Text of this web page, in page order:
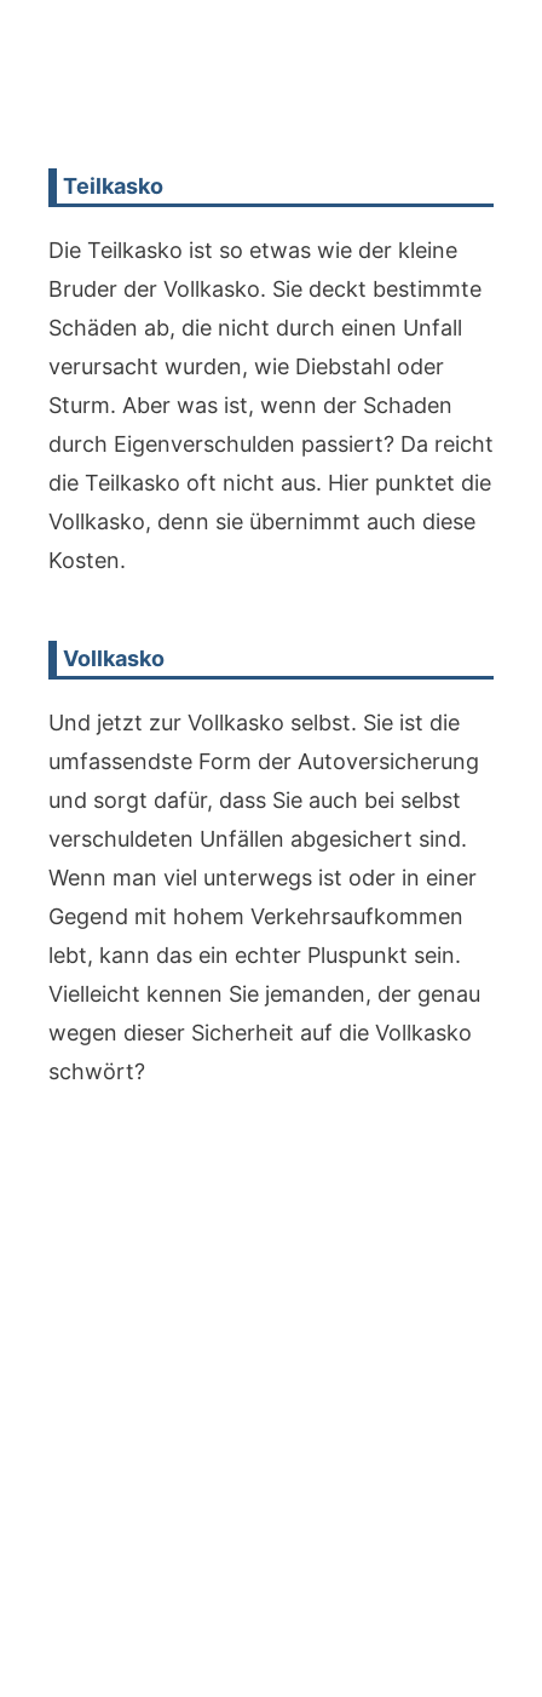
Teilkasko
Die Teilkasko ist so etwas wie der kleine
Bruder der Vollkasko. Sie deckt bestimmte
Schäden ab, die nicht durch einen Unfall
verursacht wurden, wie Diebstahl oder
Sturm. Aber was ist, wenn der Schaden
durch Eigenverschulden passiert? Da reicht
die Teilkasko oft nicht aus. Hier punktet die
Vollkasko, denn sie übernimmt auch diese
Kosten.
Vollkasko
Und jetzt zur Vollkasko selbst. Sie ist die
umfassendste Form der Autoversicherung
und sorgt dafür, dass Sie auch bei selbst
verschuldeten Unfällen abgesichert sind.
Wenn man viel unterwegs ist oder in einer
Gegend mit hohem Verkehrsaufkommen
lebt, kann das ein echter Pluspunkt sein.
Vielleicht kennen Sie jemanden, der genau
wegen dieser Sicherheit auf die Vollkasko
schwört?